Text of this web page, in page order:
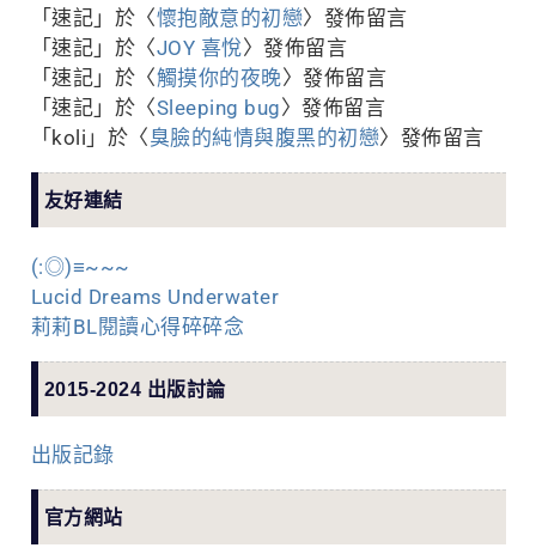
「 速記 」於〈懷抱敵意的初戀〉發佈留言
「 速記 」於〈JOY 喜悅〉發佈留言
「 速記 」於〈觸摸你的夜晚〉發佈留言
「 速記 」於〈Sleeping bug〉發佈留言
「 koli 」於〈臭臉的純情與腹黑的初戀〉發佈留言
友好連結
(:◎)≡~~~
Lucid Dreams Underwater
莉莉BL閱讀心得碎碎念
2015-2024 出版討論
出版記錄
官方網站